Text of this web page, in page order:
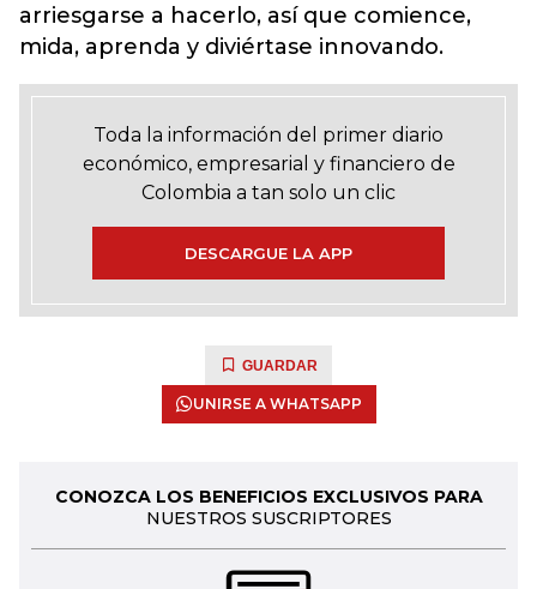
arriesgarse a hacerlo, así que comience,
mida, aprenda y diviértase innovando.
Toda la información del primer diario
económico, empresarial y financiero de
Colombia a tan solo un clic
DESCARGUE LA APP
GUARDAR
UNIRSE A WHATSAPP
CONOZCA LOS BENEFICIOS EXCLUSIVOS PARA
NUESTROS SUSCRIPTORES